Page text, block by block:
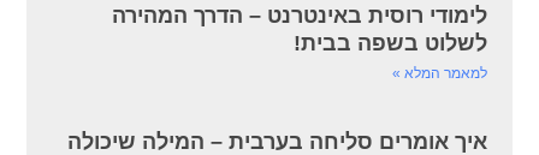
לימודי רוסית באינטרנט – הדרך המהירה
לשלוט בשפה בבית!
למאמר המלא »
איך אומרים סליחה בערבית – המילה שיכולה